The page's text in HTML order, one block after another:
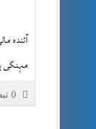
آئندہ
مہنگی